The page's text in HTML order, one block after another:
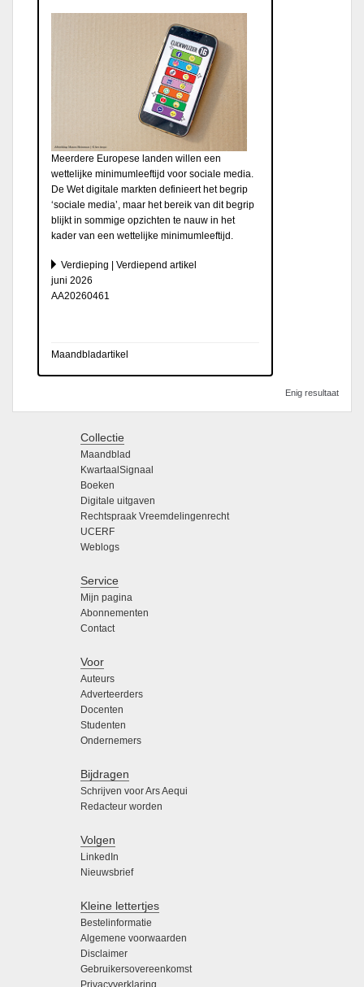
Meerdere Europese landen willen een
wettelijke minimumleeftijd voor sociale media.
De Wet digitale markten definieert het begrip
‘sociale media’, maar het bereik van dit begrip
blijkt in sommige opzichten te nauw in het
kader van een wettelijke minimumleeftijd.
Verdieping | Verdiepend artikel
juni 2026
AA20260461
Maandbladartikel
Enig resultaat
Collectie
Maandblad
KwartaalSignaal
Boeken
Digitale uitgaven
Rechtspraak Vreemdelingenrecht
UCERF
Weblogs
Service
Mijn pagina
Abonnementen
Contact
Voor
Auteurs
Adverteerders
Docenten
Studenten
Ondernemers
Bijdragen
Schrijven voor Ars Aequi
Redacteur worden
Volgen
LinkedIn
Nieuwsbrief
Kleine lettertjes
Bestelinformatie
Algemene voorwaarden
Disclaimer
Gebruikersovereenkomst
Privacyverklaring